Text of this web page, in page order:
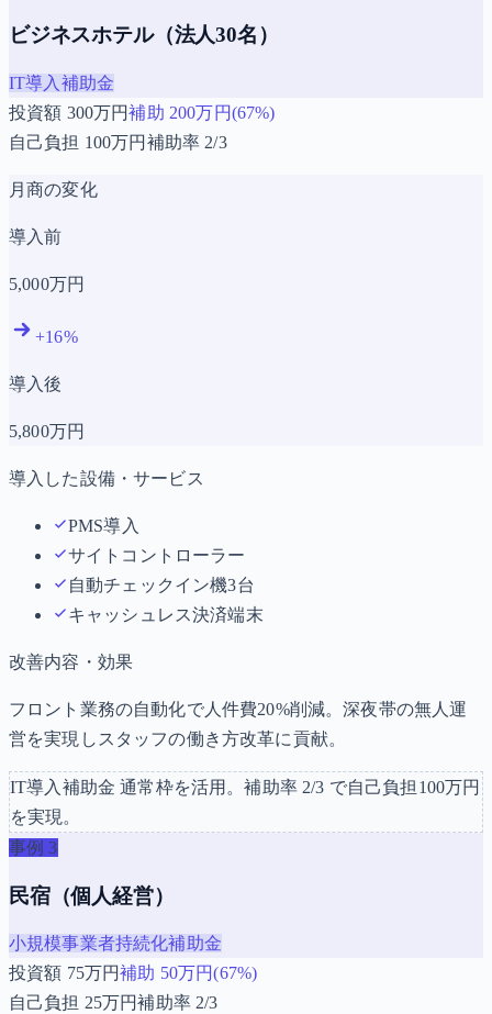
ビジネスホテル（法人30名）
IT導入補助金
投資額 300万円補助 200万円(67%)
自己負担 100万円 補助率 2/3
月商の変化
導入前
5,000万円
+16%
導入後
5,800万円
導入した設備・サービス
PMS導入
サイトコントローラー
自動チェックイン機3台
キャッシュレス決済端末
改善内容・効果
フロント業務の自動化で人件費20%削減。深夜帯の無人運
営を実現しスタッフの働き方改革に貢献。
IT導入補助金 通常枠を活用。補助率 2/3 で自己負担 100万円
を実現。
事例3
民宿（個人経営）
小規模事業者持続化補助金
投資額 75万円補助 50万円(67%)
自己負担 25万円補助率 2/3